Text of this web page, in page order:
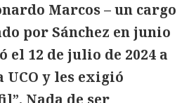
Marcos – un cargo
por Sánchez en junio
el 12 de julio de 2024 a
UCO y les exigió